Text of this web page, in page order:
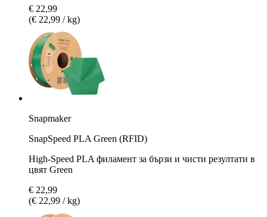
€ 22,99
(€ 22,99 / kg)
Snapmaker
SnapSpeed PLA Green (RFID)
High-Speed PLA филамент за бързи и чисти резултати в
цвят Green
€ 22,99
(€ 22,99 / kg)